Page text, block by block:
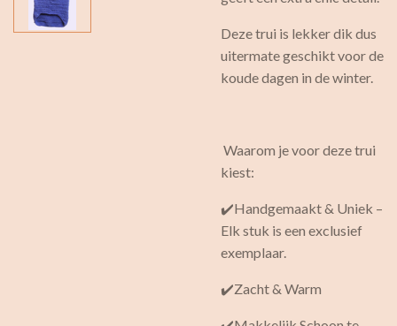
Deze trui is lekker dik dus
uitermate geschikt voor de
koude dagen in de winter.
Waarom je voor deze trui
kiest:
✔️Handgemaakt & Uniek –
Elk stuk is een exclusief
exemplaar.
✔️Zacht & Warm